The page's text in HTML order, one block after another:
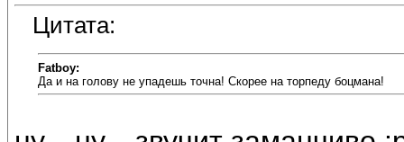
Цитата:
Fatboy:
Да и на голову не упадешь точна! Скорее на торпеду боцмана!